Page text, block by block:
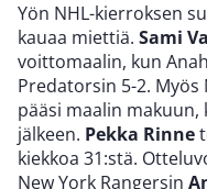
Yön NHL-kierroksen
kauaa miettiä. Sami
voittomaalin, kun
Predatorsin 5-2. Myös
pääsi maalin makuun,
jälkeen. Pekka Rinne
kiekkoa 31:stä.
New York Rangersin